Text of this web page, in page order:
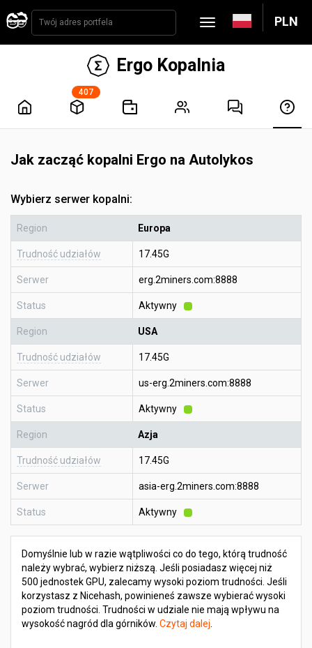
PLN
Ergo Kopalnia
407
Jak zacząć kopalni Ergo na Autolykos
Wybierz serwer kopalni:
Region Europa
Trudność udziałów 17.45G
Serwer erg.2miners.com:8888
Status Aktywny
Region USA
Trudność udziałów 17.45G
Serwer us-erg.2miners.com:8888
Status Aktywny
Region Azja
Trudność udziałów 17.45G
Serwer asia-erg.2miners.com:8888
Status Aktywny
Domyślnie lub w razie wątpliwości co do tego, którą trudność
należy wybrać, wybierz niższą. Jeśli posiadasz więcej niż
500 jednostek GPU, zalecamy wysoki poziom trudności. Jeśli
korzystasz z Nicehash, powinieneś zawsze wybierać wysoki
poziom trudności. Trudności w udziale nie mają wpływu na
wysokość nagród dla górników. Czytaj dalej